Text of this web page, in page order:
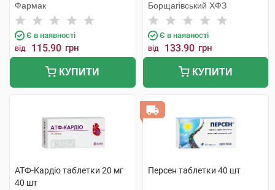
Фармак
Є в наявності
від 115.90 грн
КУПИТИ
Борщагівський ХФЗ
Є в наявності
від 133.90 грн
КУПИТИ
АТФ-Кардіо таблетки 20 мг
40 шт
Персен таблетки 40 шт